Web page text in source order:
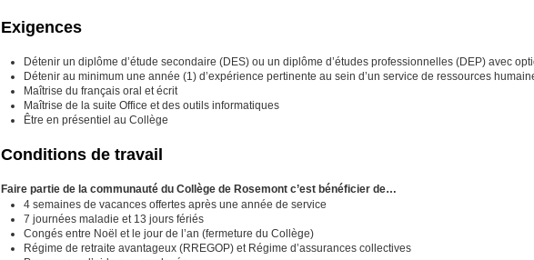
Exigences
Détenir un diplôme d’étude secondaire (DES) ou un diplôme d’études professionnelles (DEP) avec
Détenir au minimum une année (1) d’expérience pertinente au sein d’un service de ressources
Maîtrise du français oral et écrit
Maîtrise de la suite Office et des outils informatiques
Être en présentiel au Collège
Conditions de travail
Faire partie de la communauté du Collège de Rosemont c’est bénéficier de…
4 semaines de vacances offertes après une année de service
7 journées maladie et 13 jours fériés
Congés entre Noël et le jour de l’an (fermeture du Collège)
Régime de retraite avantageux (RREGOP) et Régime d’assurances collectives